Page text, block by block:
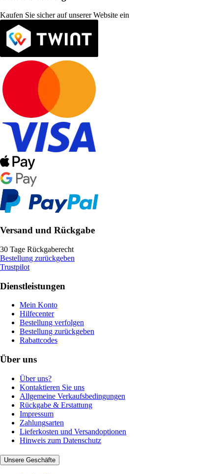
Kaufen Sie sicher auf unserer Website ein
Versand und Rückgabe
30 Tage Rückgaberecht
Bestellung zurückgeben
Trustpilot
Dienstleistungen
Mein Konto
Hilfecenter
Bestellung verfolgen
Bestellung zurückgeben
Rabattcodes
Über uns
Über uns?
Kontaktieren Sie uns
Allgemeine Verkaufsbedingungen
Rückgabe & Erstattung
Impressum
Zahlungsarten
Lieferkosten und Versandoptionen
Hinweis zum Datenschutz
Unsere Geschäfte